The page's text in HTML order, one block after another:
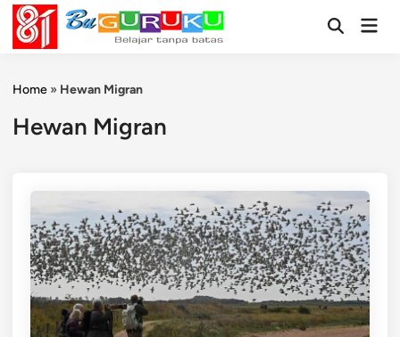
Skip
content
OpenMain
Home » Hewan Migran
Hewan Migran